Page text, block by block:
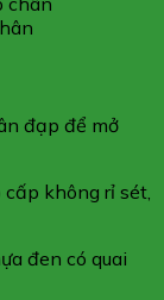
đạp để mở
không rỉ sét,
đen có quai